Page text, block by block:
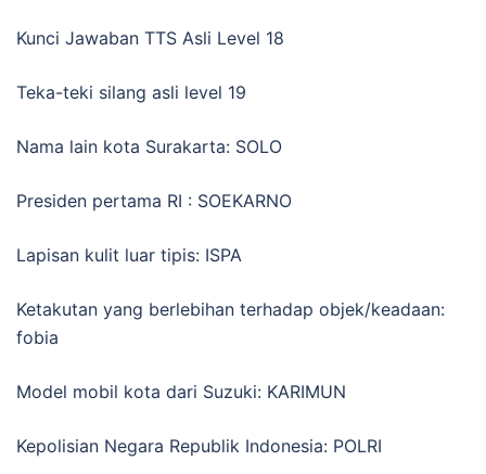
Kunci Jawaban TTS Asli Level 18
Teka-teki silang asli level 19
Nama lain kota Surakarta: SOLO
Presiden pertama RI : SOEKARNO
Lapisan kulit luar tipis: ISPA
Ketakutan yang berlebihan terhadap objek/keadaan:
fobia
Model mobil kota dari Suzuki: KARIMUN
Kepolisian Negara Republik Indonesia: POLRI